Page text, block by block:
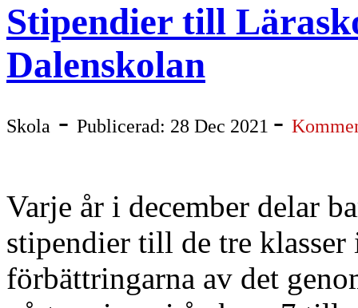
Stipendier till
Dalenskolan
Skola - Publicerad: 28 Dec 2021 -
Varje år i december delar
stipendier till de tre klasser
förbättringarna av det